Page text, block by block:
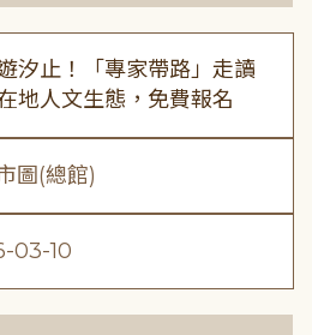
汐止！「專家帶路」走讀
地人文生態，免費報名
圖(總館)
03-10